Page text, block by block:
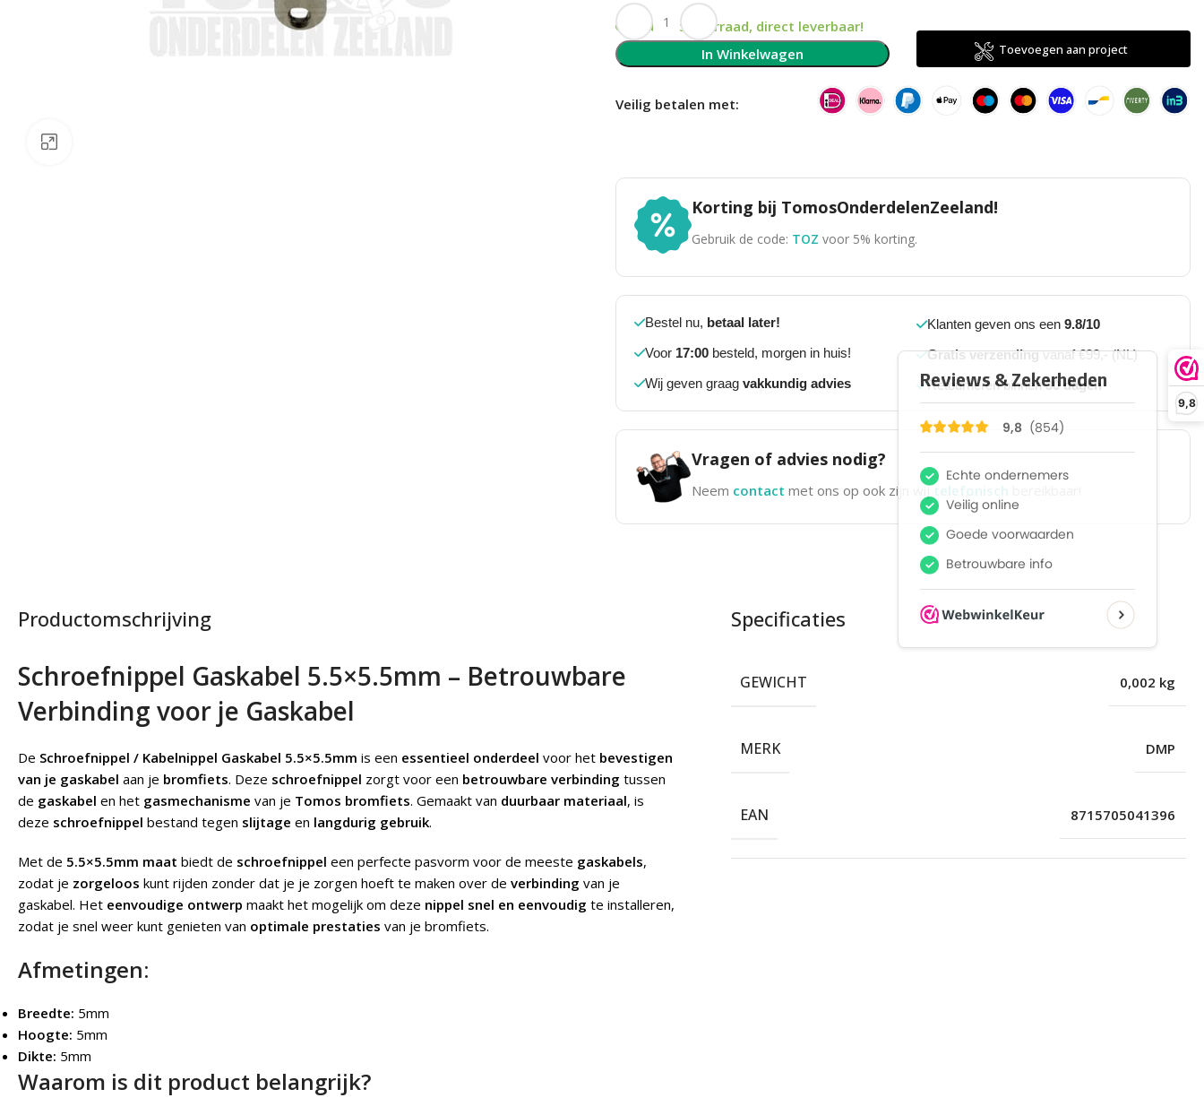
9,8
Op voorraad, direct leverbaar!
In Winkelwagen
Toevoegen aan project
Veilig betalen met:
Korting bij TomosOnderdelenZeeland!
Gebruik de code: TOZ voor 5% korting.
Bestel nu, betaal later!
Voor 17:00besteld, morgen in huis!
Wij geven graag vakkundig advies
Klanten geven ons een 9.8/10
Gratis verzendingvanaf €99,- (NL)
Retourneren binnen30 dagen
Vragen of advies nodig?
Neem contact met ons op ook zijn wijtelefonisch
Productomschrijving
Schroefnippel Gaskabel 5.5×5.5mm – Betrouwbare
Verbinding voor je Gaskabel
De Schroefnippel / Kabelnippel Gaskabel 5.5×5.5mm is een essentieel onderdeel voor het bevestigen
van je gaskabel aan je bromfiets. Deze schroefnippel zorgt voor een betrouwbare verbinding tussen
de gaskabel en het gasmechanisme van je Tomos bromfiets. Gemaakt van duurbaar materiaal, is
deze schroefnippel bestand tegen slijtage en langdurig gebruik.
Met de 5.5×5.5mm maat biedt de schroefnippel een perfecte pasvorm voor de meeste gaskabels,
zodat je zorgeloos kunt rijden zonder dat je je zorgen hoeft te maken over de verbinding van je
gaskabel. Het eenvoudige ontwerp maakt het mogelijk om deze nippel snel en eenvoudig te installeren,
zodat je snel weer kunt genieten van optimale prestaties van je bromfiets.
Afmetingen:
Breedte: 5mm
Hoogte: 5mm
Dikte: 5mm
Waarom is dit product belangrijk?
Specificaties
GEWICHT 0,002 kg
MERK DMP
EAN 8715705041396